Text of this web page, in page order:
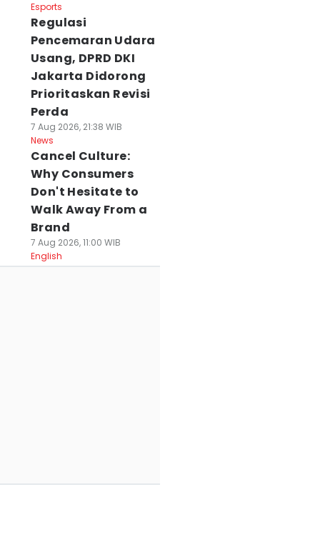
Esports
Regulasi
Pencemaran Udara
Usang, DPRD DKI
Jakarta Didorong
Prioritaskan Revisi
Perda
7 Aug 2026, 21:38 WIB
News
Cancel Culture:
Why Consumers
Don't Hesitate to
Walk Away From a
Brand
7 Aug 2026, 11:00 WIB
English